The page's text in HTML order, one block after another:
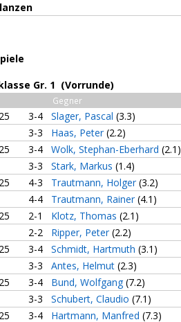
Gr. 1 (Vorrunde)
Gegner
3-4 Slager, Pascal (3.3)
3-3
Haas, Peter (2.2)
3-4 Wolk, Stephan-Eberhard (2.1)
3-3
Stark, Markus (1.4)
4-3 Trautmann, Holger (3.2)
4-4
Trautmann, Rainer (4.1)
2-1 Klotz, Thomas (2.1)
2-2
Ripper, Peter (2.2)
3-4 Schmidt, Hartmuth (3.1)
3-3
Antes, Helmut (2.3)
3-4 Bund, Wolfgang (7.2)
3-3
Schubert, Claudio (7.1)
3-4 Hartmann, Manfred (7.3)